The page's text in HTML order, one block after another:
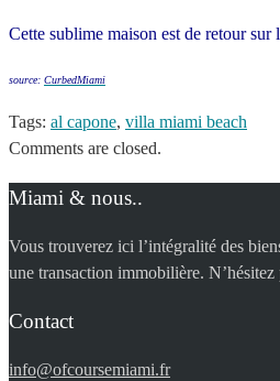
Cette sublime maison est de retour sur
source: CurbedMiami
Tags: al capone, villa miami beach
Comments are closed.
Miami & nous..
Vous trouverez ici l’intégralité des
une transaction immobilière.
Contact
info@ofcoursemiami.fr